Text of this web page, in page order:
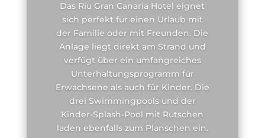
Das Riu Gran Canaria Hotel eignet
sich perfekt für einen Urlaub mit
der Familie oder mit Freunden. Die
Anlage liegt direkt am Strand und
verfügt über ein umfangreiches
Unterhaltungsprogramm für
Erwachsene als auch für Kinder. Die
drei Swimmingpools und der
Kinder-Splash-Pool mit Rutschen
laden ebenfalls zum Planschen ein.